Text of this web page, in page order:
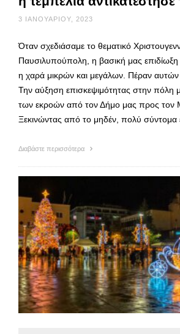
3 ΙΑΝΟΥΑΡΊΟΥ, 2023
Όταν σχεδιάσαμε το θεματικό
Παυσιλυπούπολη, η βασική μας
η χαρά μικρών και μεγάλων. Πέραν
Την αύξηση επισκεψιμότητας στην πόλη
των εκροών από τον Δήμο μας προς τον
Ξεκινώντας από το μηδέν, πολύ
Διαβάστε περισσότερα